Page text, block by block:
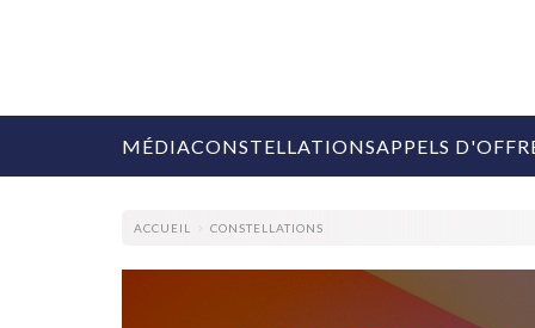
MÉDIACONSTELLATIONSAPPELS
ACCUEIL CONSTELLATIONS